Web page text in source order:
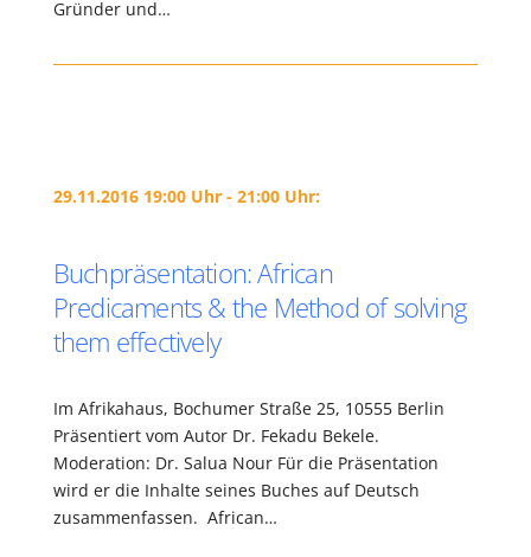
Gründer und…
29.11.2016 19:00 Uhr - 21:00 Uhr:
Buchpräsentation: African
Predicaments & the Method of solving
them effectively
Im Afrikahaus, Bochumer Straße 25, 10555 Berlin
Präsentiert vom Autor Dr. Fekadu Bekele.
Moderation: Dr. Salua Nour Für die Präsentation
wird er die Inhalte seines Buches auf Deutsch
zusammenfassen. African…